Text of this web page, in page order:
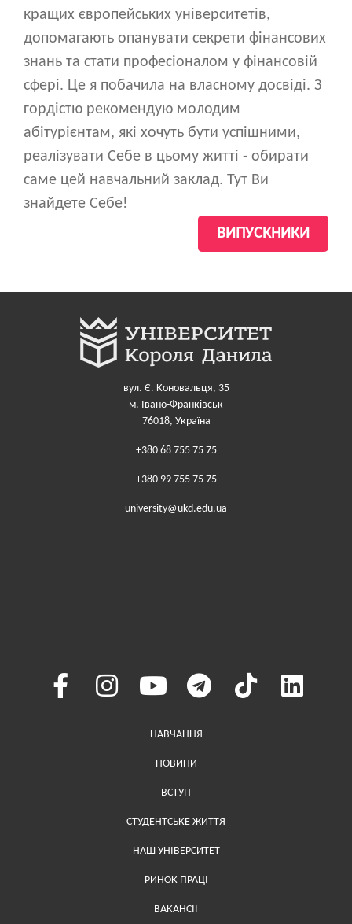
кращих європейських університетів,
допомагають опанувати секрети фінансових
знань та стати професіоналом у фінансовій
сфері. Це я побачила на власному досвіді. З
гордістю рекомендую молодим
абітурієнтам, які хочуть бути успішними,
реалізувати Себе в цьому житті - обирати
саме цей навчальний заклад. Тут Ви
знайдете Себе!
ВИПУСКНИКИ
вул. Є. Коновальця, 35
м. Івано-Франківськ
76018, Україна
+380 68 755 75 75
+380 99 755 75 75
university@ukd.edu.ua
Меню у хедері
НАВЧАННЯ
НОВИНИ
ВСТУП
СТУДЕНТСЬКЕ ЖИТТЯ
НАШ УНІВЕРСИТЕТ
РИНОК ПРАЦІ
ВАКАНСІЇ